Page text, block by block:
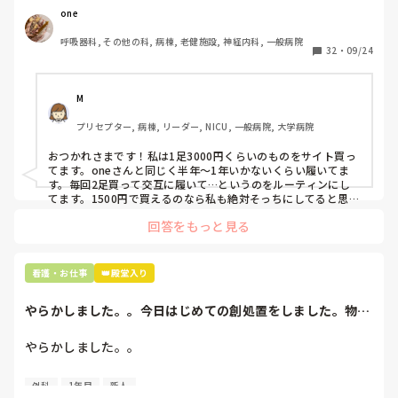
わたしの職場の指定は「白のスニーカー」。
すぐに汚くなるので1,500円は絶対に超えたくない思いがあ
半年〜1年未満で交換しています。
職場の人が「ナースシューズに3000円以上は出せない」っ
て言ってて、わたしの倍額は出せるのか！とびっくりしたの
で、世の皆さんはどうなのかなと…🤔
one
呼吸器科, その他の科, 病棟, 老健施設, 神経内科, 一般病院
32 ・ 09/24
M
プリセプター, 病棟, リーダー, NICU, 一般病院, 大学病院
おつかれさまです！私は1足3000円くらいのものをサイト買っ
てます。oneさんと同じく半年〜1年いかないくらい履いてま
す。毎回2足買って交互に履いて…というのをルーティンにし
てます。1500円で買えるのなら私も絶対そっちにしてると思う
回答をもっと見る
看護・お仕事 👑殿堂入り
やらかしました。。今日はじめての創処置をしました。物品
やらかしました。。
今日はじめての創処置をしました。
外科 1年目 新人